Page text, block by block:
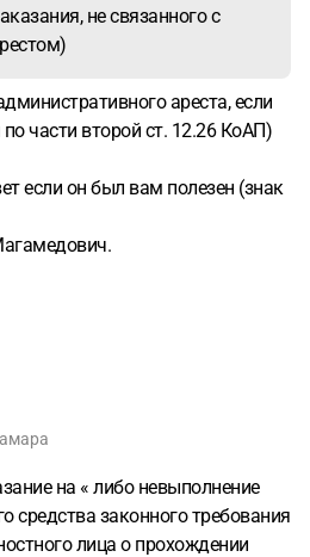
не связанного с
ареста, если
части второй ст. 12.26 КоАП)
если он был вам полезен (знак
на « либо невыполнение
средства законного требования
лица о прохождении